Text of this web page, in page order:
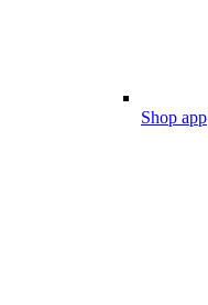
Shop app